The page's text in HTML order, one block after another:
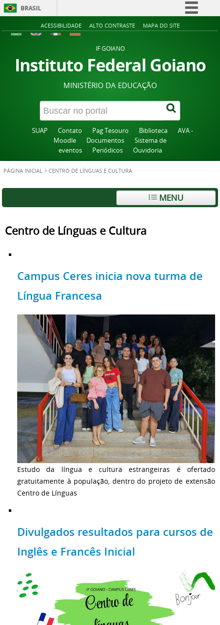
BRASIL
Simplifique!
Acesso à informação
Legislação
Canais
ACESSIBILIDADE ALTO CONTRASTE MAPA DO SITE
IF GOIANO
Instituto Federal Goiano
MINISTÉRIO DA EDUCAÇÃO
SUAP Contato Pag Tesouro Biblioteca
AVA -
Moodle
Documentos
Sistema de
eventos
Periódicos Ouvidoria
PÁGINA INICIAL > CENTRO DE LÍNGUAS E CULTURA
MENU
Centro de Línguas e Cultura
Campus Ceres inicia nova turma de
Língua Francesa
Estudo da língua e cultura estrangeiras é ofertado
gratuitamente à população, dentro do projeto de extensão
Centro de Línguas
Divulgados resultados para cursos de
Inglês e Francês Inicial